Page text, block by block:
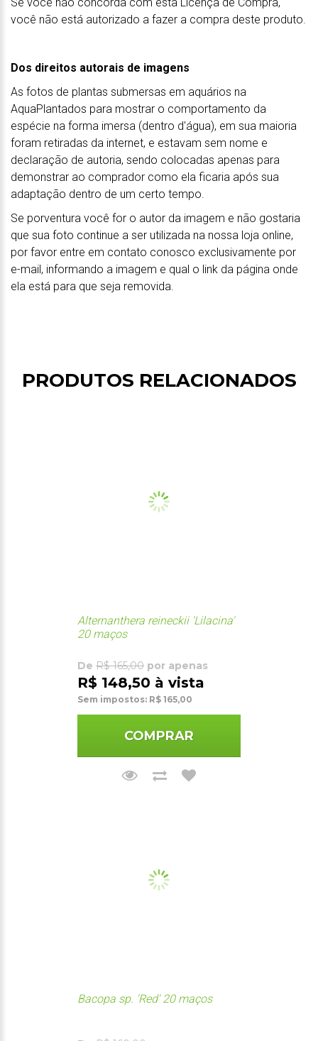
você não está autorizado a fazer a compra deste produto.
Dos direitos autorais de imagens
As fotos de plantas submersas em aquários na
AquaPlantados para mostrar o comportamento da
espécie na forma imersa (dentro d'água), em sua maioria
foram retiradas da internet, e estavam sem nome e
declaração de autoria, sendo colocadas apenas para
demonstrar ao comprador como ela ficaria após sua
adaptação dentro de um certo tempo.
Se porventura você for o autor da imagem e não gostaria
que sua foto continue a ser utilizada na nossa loja online,
por favor entre em contato conosco exclusivamente por
e-mail, informando a imagem e qual o link da página onde
ela está para que seja removida.
PRODUTOS RELACIONADOS
Alternanthera reineckii 'Lilacina'
20 maços
De R$ 165,00 por apenas
R$ 148,50 à vista
Sem impostos: R$ 165,00
COMPRAR
Bacopa sp. 'Red' 20 maços